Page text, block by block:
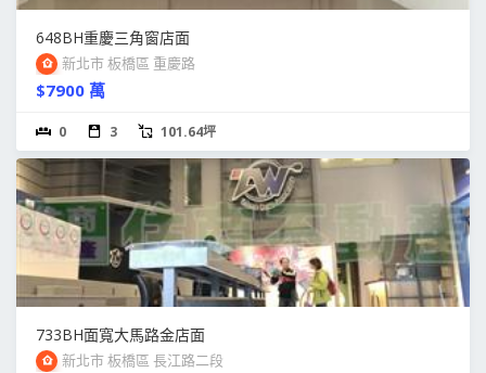
648BH重慶三角窗店面
新北市 板橋區 重慶路
$7900 萬
0 3 101.64坪
733BH面寬大馬路金店面
新北市 板橋區 長江路二段